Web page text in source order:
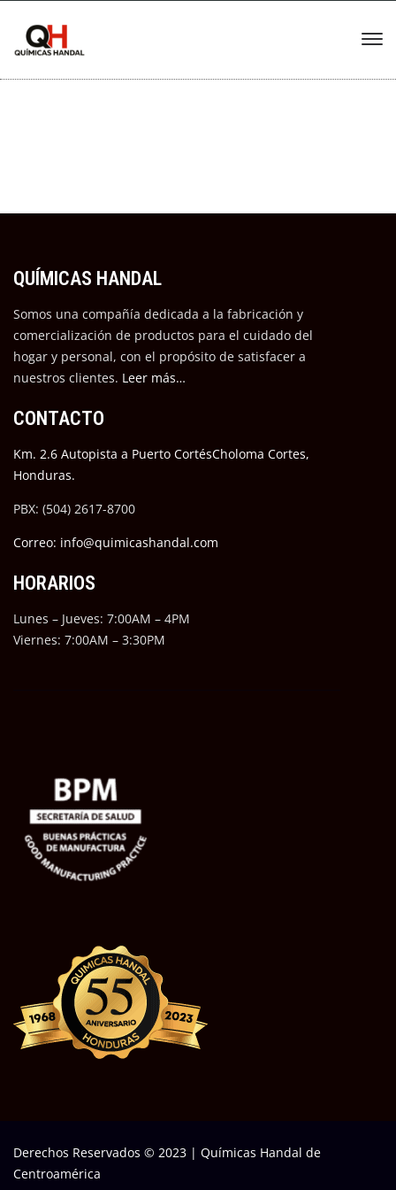
QUÍMICAS HANDAL
Somos una compañía dedicada a la fabricación y
comercialización de productos para el cuidado del
hogar y personal, con el propósito de satisfacer a
nuestros clientes. Leer más…
CONTACTO
Km. 2.6 Autopista a Puerto CortésCholoma Cortes,
Honduras.
PBX: (504) 2617-8700
Correo: info@quimicashandal.com
HORARIOS
Lunes – Jueves: 7:00AM – 4PM
Viernes: 7:00AM – 3:30PM
Derechos Reservados © 2023 | Químicas Handal de
Centroamérica